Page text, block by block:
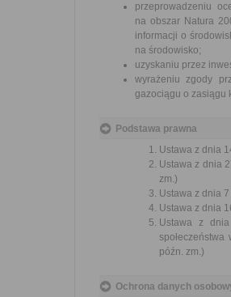
przeprowadzeniu
na obszar Natura
informacji o
na środowisko;
uzyskaniu przez
wyrażeniu zgody
gazociągu o zasiągu
Podstawa prawna
Ustawa z dnia
Ustawa z dnia
zm.)
Ustawa z dnia
Ustawa z dnia
Ustawa z
późn. zm.)
Ochrona danych